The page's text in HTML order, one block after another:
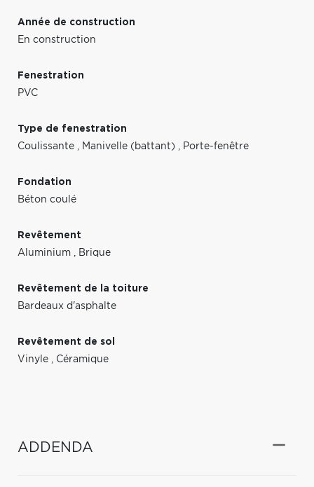
Année de construction
En construction
Fenestration
PVC
Type de fenestration
Coulissante , Manivelle (battant) , Porte-fenêtre
Fondation
Béton coulé
Revêtement
Aluminium , Brique
Revêtement de la toiture
Bardeaux d'asphalte
Revêtement de sol
Vinyle , Céramique
ADDENDA